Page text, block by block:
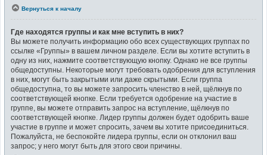
Вернуться к началу
Где находятся группы и как мне вступить в них?
Вы можете получить информацию обо всех существующих группах по
ссылке «Группы» в вашем личном разделе. Если вы хотите вступить в
одну из них, нажмите соответствующую кнопку. Однако не все группы
общедоступны. Некоторые могут требовать одобрения для вступления
в них, могут быть закрытыми или даже скрытыми. Если группа
общедоступна, то вы можете запросить членство в ней, щёлкнув по
соответствующей кнопке. Если требуется одобрение на участие в
группе, вы можете отправить запрос на вступление, щёлкнув по
соответствующей кнопке. Лидер группы должен будет одобрить ваше
участие в группе и может спросить, зачем вы хотите присоединиться.
Пожалуйста, не беспокойте лидера группы, если он отклонил ваш
запрос; у него могут быть для этого свои причины.